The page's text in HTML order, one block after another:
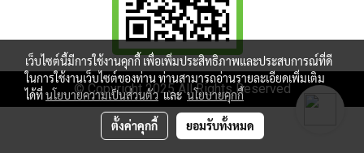
© Copyright 2025 All Rights Reserved
เว็บไซต์นี้มีการใช้งานคุกกี้ เพื่อเพิ่มประสิทธิภาพและประสบการณ์ที่ดี
ในการใช้งานเว็บไซต์ของท่าน ท่านสามารถอ่านรายละเอียดเพิ่มเติม
ได้ที่นโยบายความเป็นส่วนตัวและนโยบายคุกกี้
ตั้งค่าคุกกี้ ยอมรับทั้งหมด